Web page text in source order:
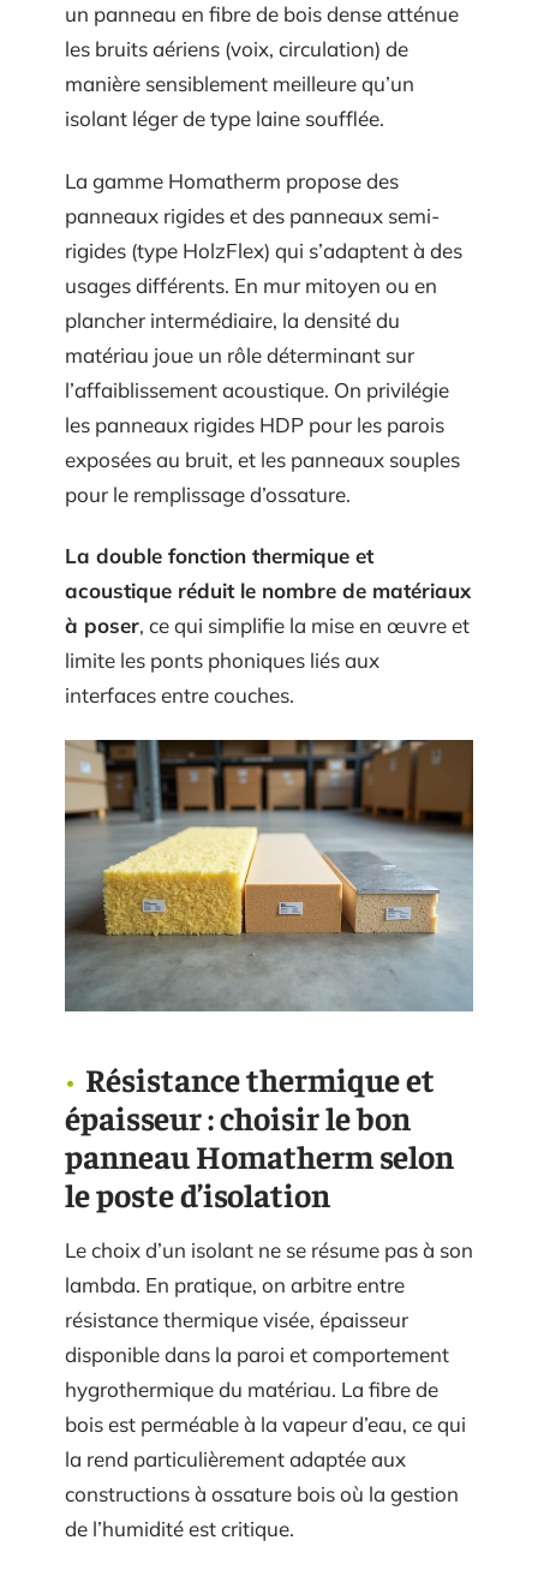
un panneau en fibre de bois dense atténue
les bruits aériens (voix, circulation) de
manière sensiblement meilleure qu’un
isolant léger de type laine soufflée.
La gamme Homatherm propose des
panneaux rigides et des panneaux semi-
rigides (type HolzFlex) qui s’adaptent à des
usages différents. En mur mitoyen ou en
plancher intermédiaire, la densité du
matériau joue un rôle déterminant sur
l’affaiblissement acoustique. On privilégie
les panneaux rigides HDP pour les parois
exposées au bruit, et les panneaux souples
pour le remplissage d’ossature.
La double fonction thermique et
acoustique réduit le nombre de matériaux
à poser, ce qui simplifie la mise en œuvre et
limite les ponts phoniques liés aux
interfaces entre couches.
Résistance thermique et
épaisseur : choisir le bon
panneau Homatherm selon
le poste d’isolation
Le choix d’un isolant ne se résume pas à son
lambda. En pratique, on arbitre entre
résistance thermique visée, épaisseur
disponible dans la paroi et comportement
hygrothermique du matériau. La fibre de
bois est perméable à la vapeur d’eau, ce qui
la rend particulièrement adaptée aux
constructions à ossature bois où la gestion
de l’humidité est critique.